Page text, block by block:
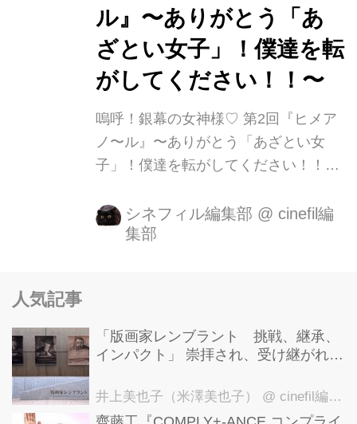
たちの生き方を見つけていく。一歩前
へ踏み出す勇気が人生を変える、覚醒
青春ロードムービーが誕生した。 監督
は気鋭の映像作家・廣原暁(ひろはらさ
ル』〜ありがとう「あ
ざとい女子」！僕達を転
がしてください！！〜
嗚呼！銀幕の女神様♡ 第2回『ヒメア
ノ〜ル』〜ありがとう「あざとい女
子」！僕達を転がしてください！！〜
んて思ったこともなかった渋江譲二で
す。 皆さんいかがお過ごしでしょう
女性キャラクターを取り上げるこの連
載ですが、 今回のテーマは「あざとい
を可愛く見せることに長けています。
ゆえに同性はそれに敏感であざとい女
シネフィル編集部 @ cinefil編
集部
人気記事
「版画家レンブラント 挑戦、継承、
インパクト」 崇拝され、受け継がれ、
洋美術館にて9月23日まで開催中！
井上美也子（米澤美也子） @ cinefil編集部